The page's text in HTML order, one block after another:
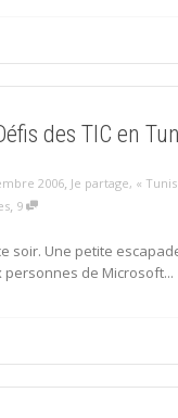
des TIC en
2006, Je partage, «
, 9
soir. Une petite
personnes de Microsoft...